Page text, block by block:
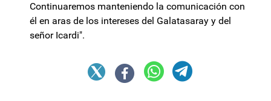
Continuaremos manteniendo la comunicación con
él en aras de los intereses del Galatasaray y del
señor Icardi".